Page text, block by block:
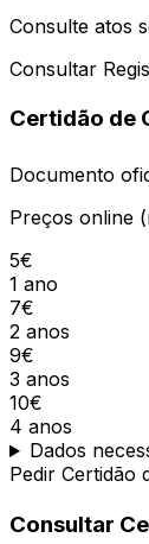
Consulte atos
Consultar
Certidão de
Documento
Preços online
5€
1 ano
7€
2 anos
9€
3 anos
10€
4 anos
Dados
Pedir Certidão
Consultar